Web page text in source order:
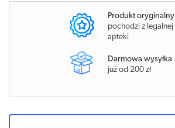
Produkt oryginalny
pochodzi z legalnej
apteki
Darmowa wysyłka
już od 200 zł